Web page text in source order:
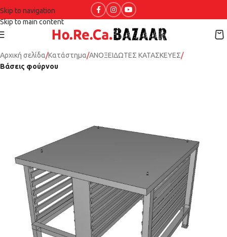
Skip to navigation
Skip to main content
Αρχική σελίδα Κατάστημα ΑΝΟΞΕΙΔΩΤΕΣ ΚΑΤΑΣΚΕΥΕΣ
Βάσεις φούρνου